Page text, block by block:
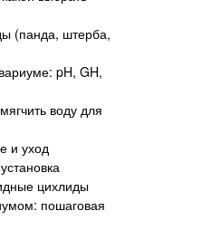
(панда, штерба,
pH, GH,
воду для
и уход
цихлиды
пошаговая